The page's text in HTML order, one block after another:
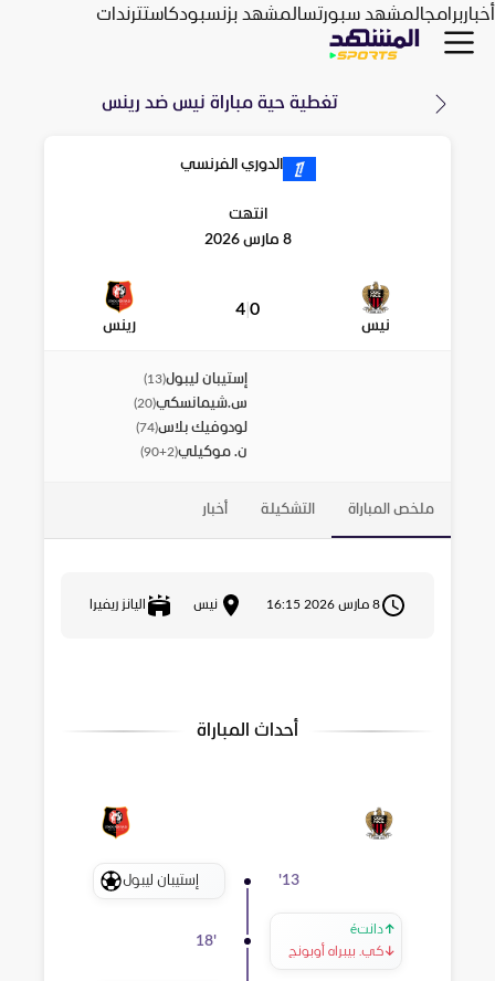
أخباربرامجالمشهد سبورتسالمشهد بزنسبودكاستترندات
تغطية حية مباراة نيس ضد رينس
الدوري الفرنسي
انتهت
8 مارس 2026
نيس
0
4
رينس
إستيبان ليبول(
13
)
س.شيمانسكي(
20
)
لودوفيك بلاس(
74
)
ن. موكيلي(
90+2
)
ملخص المباراة التشكيلة أخبار
8 مارس 2026 16:15 نيس اليانز ريفيرا
أحداث المباراة
13
' إستيبان ليبول
↑دانتé
↓كي. بيبراه أوبونج
18'